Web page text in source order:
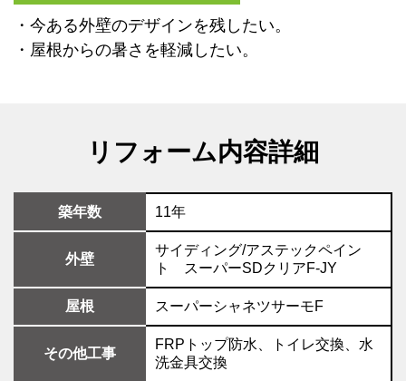
・今ある外壁のデザインを残したい。
・屋根からの暑さを軽減したい。
リフォーム内容詳細
築年数 11年
外壁
サイディング/アステックペイン
ト スーパーSDクリアF-JY
屋根 スーパーシャネツサーモF
その他工事
FRPトップ防水、トイレ交換、水
洗金具交換